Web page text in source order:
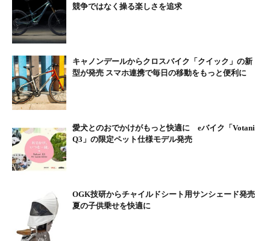
ープ。通勤や街乗りにピッタリなバイク。
競争ではなく操る楽しさを追求
キャノンデールからクロスバイク「クイック」の新
型が発売 スマホ連携で毎日の移動をもっと便利に
愛犬とのおでかけがもっと快適に eバイク「Votani
Q3」の限定ペット仕様モデル発売
OGK技研からチャイルドシート用サンシェード発売
夏の子供乗せを快適に